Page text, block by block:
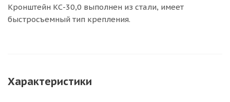
Кронштейн КС-30,0 выполнен из стали, имеет
быстросъемный тип крепления.
Характеристики